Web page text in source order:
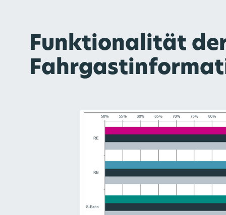
Funktionalität